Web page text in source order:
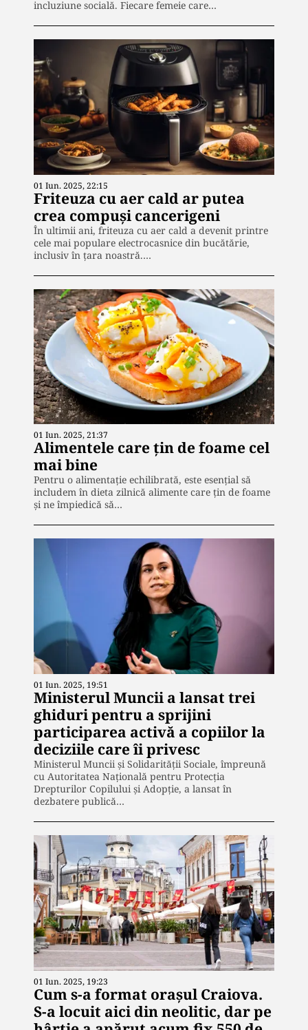
incluziune socială. Fiecare femeie care…
01 Iun. 2025, 22:15
Friteuza cu aer cald ar putea
crea compuși cancerigeni
În ultimii ani, friteuza cu aer cald a devenit printre
cele mai populare electrocasnice din bucătărie,
inclusiv în țara noastră.…
01 Iun. 2025, 21:37
Alimentele care țin de foame cel
mai bine
Pentru o alimentație echilibrată, este esențial să
includem în dieta zilnică alimente care țin de foame
și ne împiedică să…
01 Iun. 2025, 19:51
Ministerul Muncii a lansat trei
ghiduri pentru a sprijini
participarea activă a copiilor la
deciziile care îi privesc
Ministerul Muncii și Solidarității Sociale, împreună
cu Autoritatea Națională pentru Protecția
Drepturilor Copilului și Adopție, a lansat în
dezbatere publică…
01 Iun. 2025, 19:23
Cum s-a format orașul Craiova.
S-a locuit aici din neolitic, dar pe